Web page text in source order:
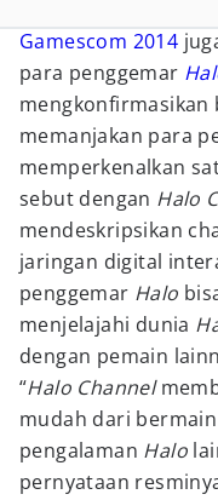
Gamescom 2014
para penggemar
mengkonfirmasikan
memanjakan para
memperkenalkan
sebut dengan Halo
mendeskripsikan
jaringan digital
penggemar Halo
menjelajahi dunia
dengan pemain
“Halo Channel
mudah dari
pengalaman Halo
pernyataan